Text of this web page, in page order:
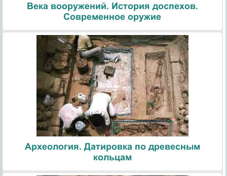
Века вооружений. История доспехов.
Современное оружие
Археология. Датировка по древесным
кольцам